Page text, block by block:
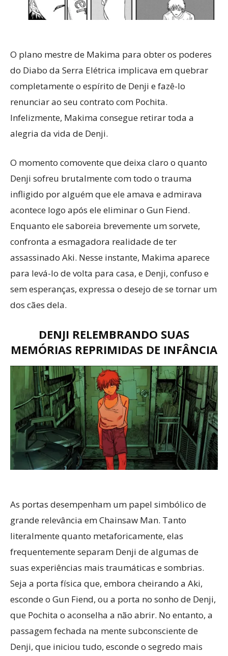
O plano mestre de Makima para obter os poderes
do Diabo da Serra Elétrica implicava em quebrar
completamente o espírito de Denji e fazê-lo
renunciar ao seu contrato com Pochita.
Infelizmente, Makima consegue retirar toda a
alegria da vida de Denji.
O momento comovente que deixa claro o quanto
Denji sofreu brutalmente com todo o trauma
infligido por alguém que ele amava e admirava
acontece logo após ele eliminar o Gun Fiend.
Enquanto ele saboreia brevemente um sorvete,
confronta a esmagadora realidade de ter
assassinado Aki. Nesse instante, Makima aparece
para levá-lo de volta para casa, e Denji, confuso e
sem esperanças, expressa o desejo de se tornar um
dos cães dela.
DENJI RELEMBRANDO SUAS
MEMÓRIAS REPRIMIDAS DE INFÂNCIA
As portas desempenham um papel simbólico de
grande relevância em Chainsaw Man. Tanto
literalmente quanto metaforicamente, elas
frequentemente separam Denji de algumas de
suas experiências mais traumáticas e sombrias.
Seja a porta física que, embora cheirando a Aki,
esconde o Gun Fiend, ou a porta no sonho de Denji,
que Pochita o aconselha a não abrir. No entanto, a
passagem fechada na mente subconsciente de
Denji, que iniciou tudo, esconde o segredo mais